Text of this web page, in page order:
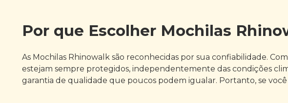
Por que Escolher Mochilas
As Mochilas Rhinowalk são reconhecidas por sua confiabilidade.
estejam sempre protegidos, independentemente das condições
garantia de qualidade que poucos podem igualar. Portanto, se